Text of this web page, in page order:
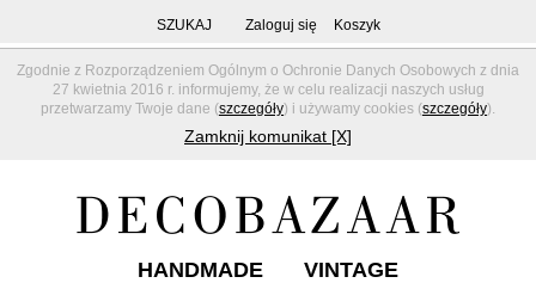
Zgodnie z Rozporządzeniem Ogólnym o Ochronie Danych Osobowych z dnia
27 kwietnia 2016 r. informujemy, że w celu realizacji naszych usług
przetwarzamy Twoje dane (szczegóły) i używamy cookies (szczegóły).
Zamknij komunikat [X]
SZUKAJ Zaloguj się Koszyk
HANDMADE VINTAGE